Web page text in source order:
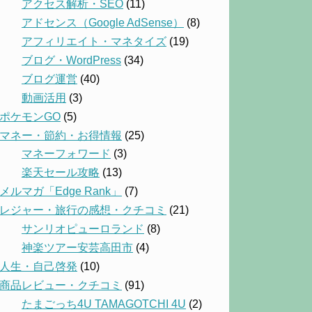
アクセス解析・SEO (11)
アドセンス（Google AdSense）
(8)
アフィリエイト・マネタイズ (19)
ブログ・WordPress (34)
ブログ運営 (40)
動画活用 (3)
ポケモンGO (5)
マネー・節約・お得情報 (25)
マネーフォワード (3)
楽天セール攻略 (13)
メルマガ「Edge Rank」
(7)
レジャー・旅行の感想・クチコミ (21)
サンリオピューロランド (8)
神楽ツアー安芸高田市 (4)
人生・自己啓発 (10)
商品レビュー・クチコミ (91)
たまごっち4U TAMAGOTCHI 4U (2)